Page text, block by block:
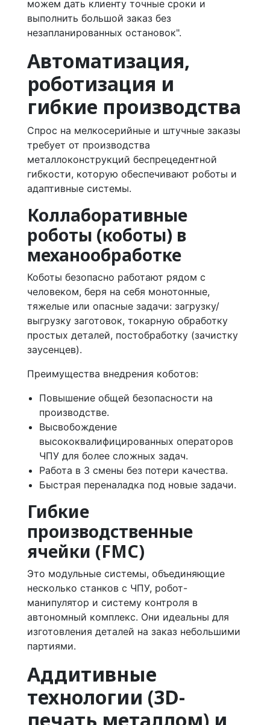
можем дать клиенту точные сроки и
выполнить большой заказ без
незапланированных остановок".
Автоматизация,
роботизация и
гибкие производства
Спрос на мелкосерийные и штучные заказы
требует от производства
металлоконструкций беспрецедентной
гибкости, которую обеспечивают роботы и
адаптивные системы.
Коллаборативные
роботы (коботы) в
механообработке
Коботы безопасно работают рядом с
человеком, беря на себя монотонные,
тяжелые или опасные задачи: загрузку/
выгрузку заготовок, токарную обработку
простых деталей, постобработку (зачистку
заусенцев).
Преимущества внедрения коботов:
Повышение общей безопасности на
производстве.
Высвобождение
высококвалифицированных операторов
ЧПУ для более сложных задач.
Работа в 3 смены без потери качества.
Быстрая переналадка под новые задачи.
Гибкие
производственные
ячейки (FMC)
Это модульные системы, объединяющие
несколько станков с ЧПУ, робот-
манипулятор и систему контроля в
автономный комплекс. Они идеальны для
изготовления деталей на заказ небольшими
партиями.
Аддитивные
технологии (3D-